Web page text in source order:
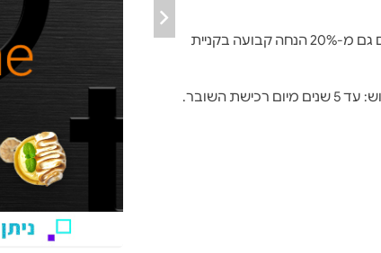
מחזיקי כרטיס אשראי הייטקזון בעלי סטטוס PRO² נהנים גם מ-20% הנחה קבועה בקניית